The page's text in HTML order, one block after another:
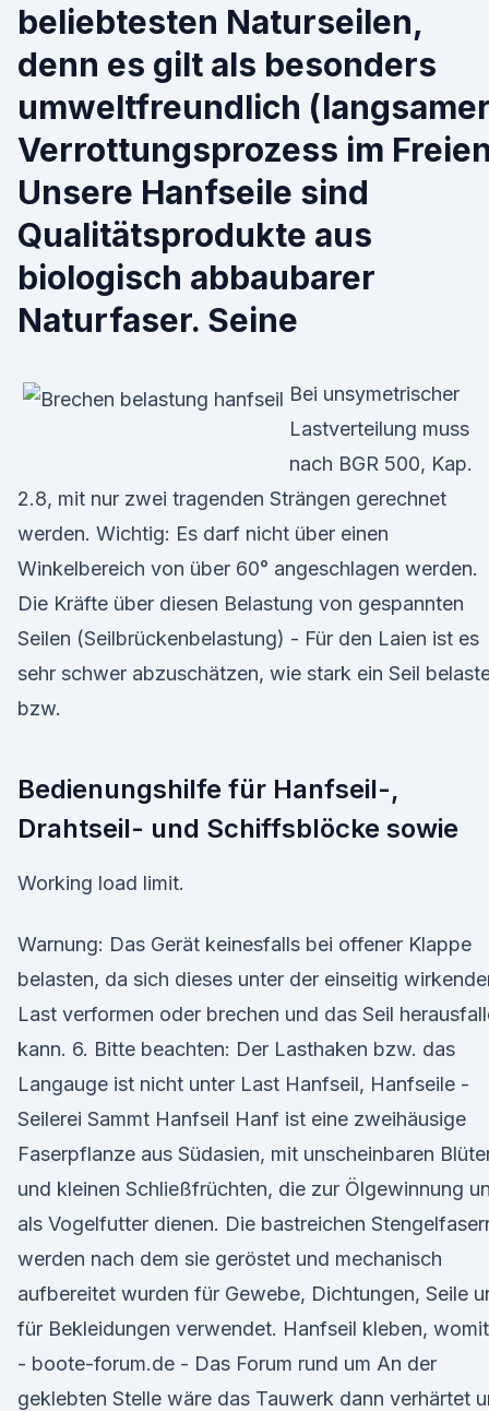
beliebtesten Naturseilen,
denn es gilt als besonders
umweltfreundlich
Verrottungsprozess im
Unsere Hanfseile sind
Qualitätsprodukte aus
biologisch abbaubarer
Naturfaser. Seine
Bei unsymetrischer
Lastverteilung muss
nach BGR 500, Kap.
2.8, mit nur zwei tragenden Strängen gerechnet
werden. Wichtig: Es darf nicht über einen
Winkelbereich von über 60° angeschlagen werden.
Die Kräfte über diesen Belastung von gespannten
Seilen (Seilbrückenbelastung) - Für den Laien ist es
sehr schwer abzuschätzen, wie stark ein Seil
bzw.
Bedienungshilfe für Hanfseil-,
Drahtseil- und Schiffsblöcke sowie
Working load limit.
Warnung: Das Gerät keinesfalls bei offener Klappe
belasten, da sich dieses unter der einseitig
Last verformen oder brechen und das Seil
kann. 6. Bitte beachten: Der Lasthaken bzw. das
Langauge ist nicht unter Last Hanfseil, Hanfseile -
Seilerei Sammt Hanfseil Hanf ist eine zweihäusige
Faserpflanze aus Südasien, mit unscheinbaren
und kleinen Schließfrüchten, die zur Ölgewinnung
als Vogelfutter dienen. Die bastreichen
werden nach dem sie geröstet und mechanisch
aufbereitet wurden für Gewebe, Dichtungen, Seile
für Bekleidungen verwendet. Hanfseil kleben,
- boote-forum.de - Das Forum rund um An der
geklebten Stelle wäre das Tauwerk dann verhärtet